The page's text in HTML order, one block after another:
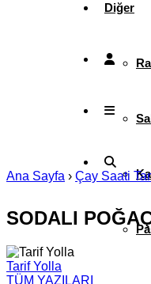
Diğer
Ana Sayfa › Çay Saati
SODALI
Tarif Yolla
TÜM YAZILARI